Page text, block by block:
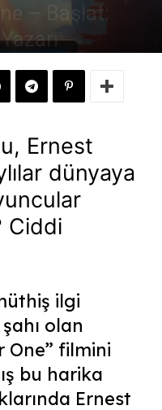
– Başlat:
Ernest
dünyaya
Ciddi
ilgi
olan
One” filmini
bu harika
Ernest